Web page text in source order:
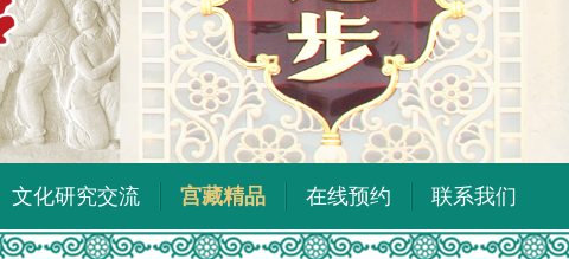
文化研究交流 宫藏精品 在线预约 联系我们